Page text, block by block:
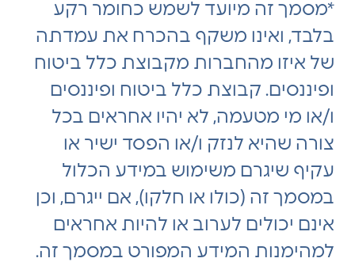
*מסמך זה מיועד לשמש כחומר רקע
בלבד, ואינו משקף בהכרח את עמדתה
של איזו מהחברות מקבוצת כלל ביטוח
ופיננסים. קבוצת כלל ביטוח ופיננסים
ו/או מי מטעמה, לא יהיו אחראים בכל
צורה שהיא לנזק ו/או הפסד ישיר או
עקיף שיגרם משימוש במידע הכלול
במסמך זה (כולו או חלקו), אם ייגרם, וכן
אינם יכולים לערוב או להיות אחראים
למהימנות המידע המפורט במסמך זה.